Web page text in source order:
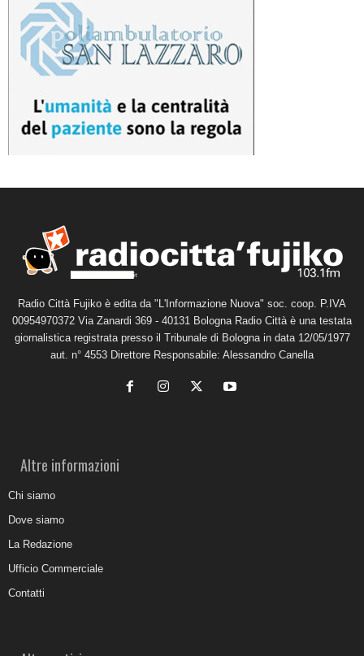
Radio Città Fujiko è edita da "L'Informazione Nuova" soc. coop. P.IVA
00954970372 Via Zanardi 369 - 40131 Bologna Radio Città è una testata
giornalistica registrata presso il Tribunale di Bologna in data 12/05/1977
aut. n° 4553 Direttore Responsabile: Alessandro Canella
Altre informazioni
Chi siamo
Dove siamo
La Redazione
Ufficio Commerciale
Contatti